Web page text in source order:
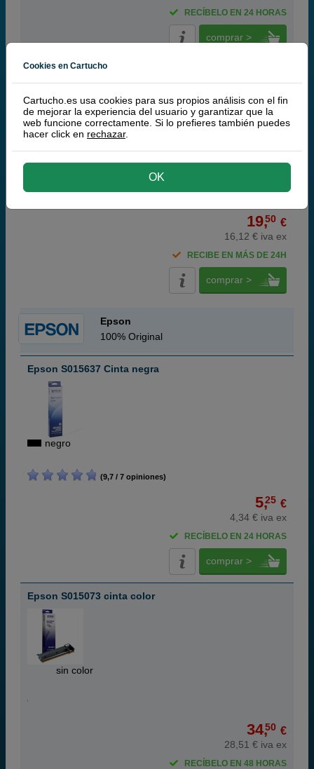
RECÍBELO EN 24 HORAS
comprar >
Q-Nomic S015073 cinta color
1.000.000 páginas
19,50 €
16,12 € iva ex
RECIBE EN MÁS DE 24H
comprar >
Epson
100% Original
Epson S015637 Cinta negra
negro
(9,7 / 7 opiniones)
5,25 €
4,34 € iva ex
RECÍBELO EN 24 HORAS
comprar >
Epson S015073 cinta color
sin color
34,50 €
28,51 € iva ex
RECÍBELO EN 48 HORAS
Cookies en Cartucho
Cartucho.es usa cookies para sus propios análisis con el fin
de mejorar la experiencia del usuario y garantizar que la
web funcione correctamente. Si lo prefieres también puedes
hacer click en rechazar.
OK